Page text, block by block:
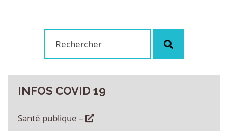
Rechercher
INFOS COVID 19
Santé publique –